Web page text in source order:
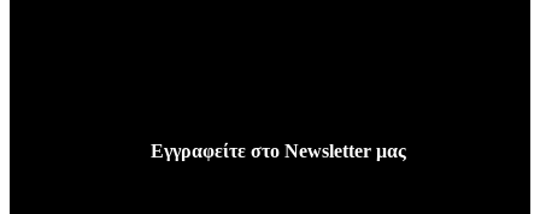
Εγγραφείτε στο Newsletter μας